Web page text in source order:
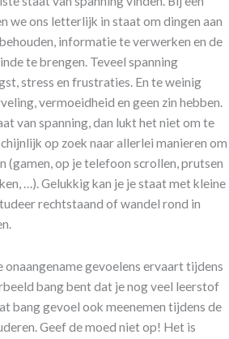
we ons letterlijk in staat om dingen aan
informatie te verwerken en de
te brengen. Teveel spanning
stress en frustraties. En te weinig
vermoeidheid en geen zin hebben.
van spanning, dan lukt het niet om te
op zoek naar allerlei manieren om
(gamen, op je telefoon scrollen, prutsen
…). Gelukkig kan je je staat met kleine
rechtstaand of wandel rond in
onaangename gevoelens ervaart tijdens
bang bent dat je nog veel leerstof
bang gevoel ook meenemen tijdens de
Geef de moed niet op! Het is